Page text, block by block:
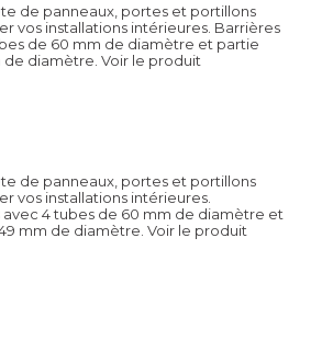
de panneaux, portes et portillons
vos installations intérieures. Barrières
de 60 mm de diamètre et partie
diamètre. Voir le produit
de panneaux, portes et portillons
vos installations intérieures.
4 tubes de 60 mm de diamètre et
mm de diamètre. Voir le produit